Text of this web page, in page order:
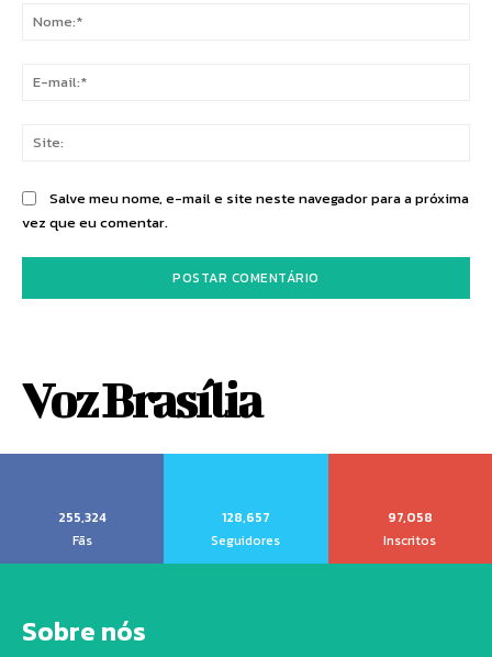
Salve meu nome, e-mail e site neste navegador para a próxima
vez que eu comentar.
Voz Brasília
255,324
Fãs
128,657
Seguidores
97,058
Inscritos
Sobre nós